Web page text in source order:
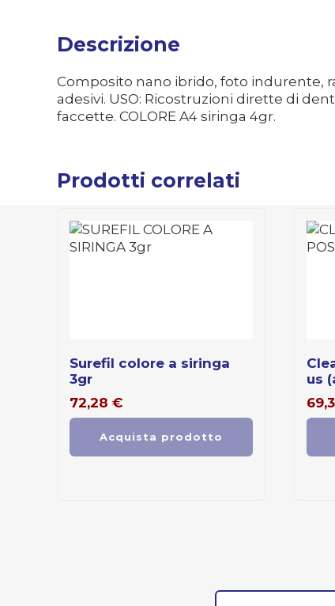
Descrizione
Composito nano ibrido, foto indurente,
adesivi. USO: Ricostruzioni dirette di
faccette. COLORE A4 siringa 4gr.
Prodotti correlati
surefil colore a siringa
3gr
72,28 €
Acquista prodotto
clearfil photo posterior
us
Cerca: